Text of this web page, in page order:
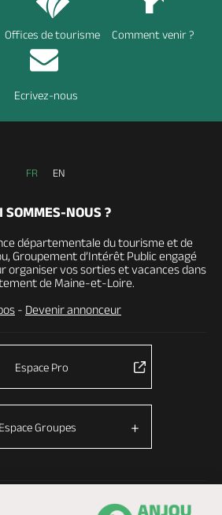
Offices de tourisme Comment venir ?
Ecrivez-nous
FR EN
SOMMES-NOUS ?
départementale du tourisme et de
Groupement d’Intérêt Public engagé
organiser vos sorties et vacances dans
de Maine-et-Loire.
- Devenir annonceur
Espace Pro
Espace Groupes